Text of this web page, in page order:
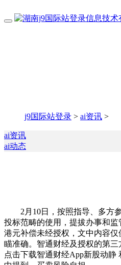
j9国际站登录 > ai资讯 >
ai资讯
ai动态
2月10日，按照指导、多方参
投标范畴的使用，提拔办事和
港元补偿未经授权，文中内容
瞄准确。智通财经及授权的第
点击下载智通财经App新股动